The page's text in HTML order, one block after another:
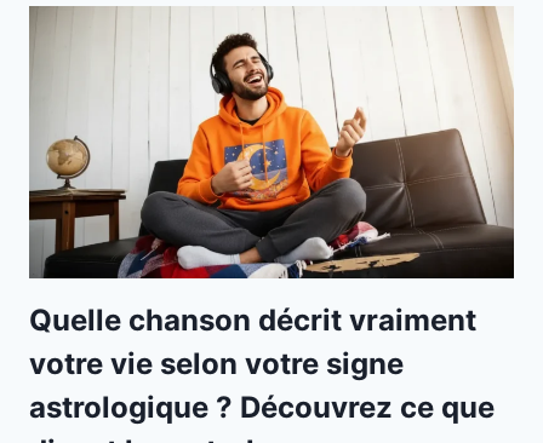
Quelle chanson décrit vraiment
votre vie selon votre signe
astrologique ? Découvrez ce que